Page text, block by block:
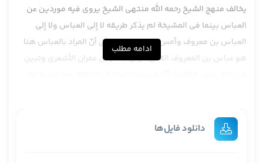
يخالف منهج الشيخ رحمه الله منتهى الشيخ يروي فيه موردين عن
العباس بينما في المشيخة لم يذكر طريقه لا إلى العباس ولا إلى
العباس بن معروف وأمس بينا الشواهد على أنّ المراد بالعباس هنا
هو عباس بن المعروف القمي مولى جعفر بن عمران الأشعري وتبين
بعباس بن معروف في الجزء التاسع في باب الوقوف تصريح بأنّه روى
العباس بن معروف وقلنا هذه الروايات تبدوا غريبة ، سابقاً ذكرنا
ادامه مطلب
دانلود فایل‌ها